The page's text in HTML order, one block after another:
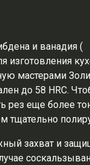
и ванадия (
изготовления
мастерами
до 58 HRC.
рез еще более
тщательно
захват и